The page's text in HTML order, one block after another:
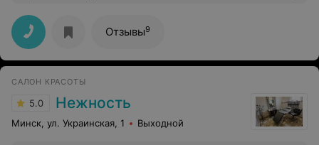
Отзывы9
САЛОН КРАСОТЫ
5.0 Нежность
Минск, ул. Украинская, 1 Выходной